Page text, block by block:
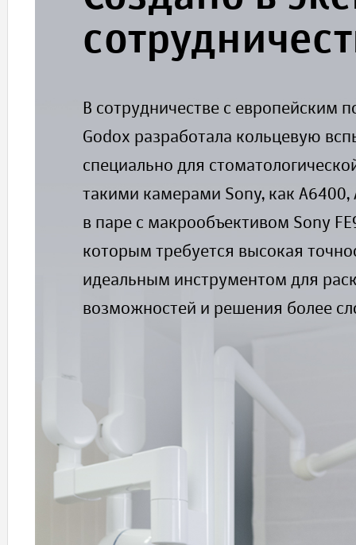
В сотрудничестве с европейским
Godox разработала кольцевую
специально для
такими камерами Sony, как A6400,
в паре с макрообъективом Sony
которым требуется высокая
идеальным инструментом для
возможностей и решения более